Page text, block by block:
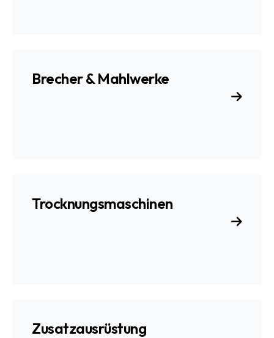
Brecher & Mahlwerke
Trocknungsmaschinen
Zusatzausrüstung